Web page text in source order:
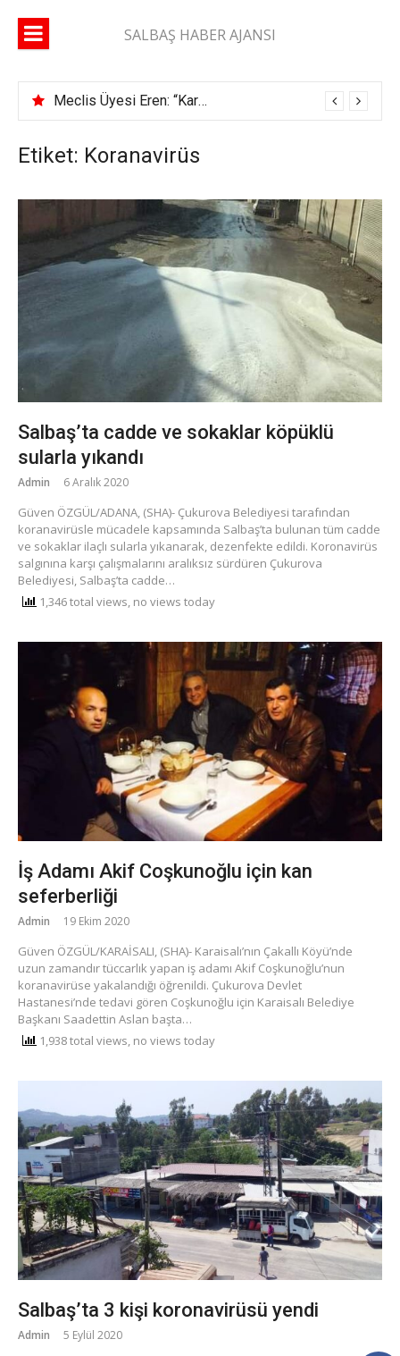
SALBAŞ HABER AJANSI
Başkan Şimşek: “Milliyetçiyim diyen adam ikametgahını buraya getirir”
Etiket: Koranavirüs
Salbaş’ta cadde ve sokaklar köpüklü
sularla yıkandı
Admin 6 Aralık 2020
Güven ÖZGÜL/ADANA, (SHA)- Çukurova Belediyesi tarafından
koranavirüsle mücadele kapsamında Salbaş’ta bulunan tüm cadde
ve sokaklar ilaçlı sularla yıkanarak, dezenfekte edildi. Koronavirüs
salgınına karşı çalışmalarını aralıksız sürdüren Çukurova
Belediyesi, Salbaş’ta cadde…
1,346 total views, no views today
İş Adamı Akif Coşkunoğlu için kan
seferberliği
Admin 19 Ekim 2020
Güven ÖZGÜL/KARAİSALI, (SHA)- Karaisalı’nın Çakallı Köyü’nde
uzun zamandır tüccarlık yapan iş adamı Akif Coşkunoğlu’nun
koranavirüse yakalandığı öğrenildi. Çukurova Devlet
Hastanesi’nde tedavi gören Coşkunoğlu için Karaisalı Belediye
Başkanı Saadettin Aslan başta…
1,938 total views, no views today
Salbaş’ta 3 kişi koronavirüsü yendi
Admin 5 Eylül 2020